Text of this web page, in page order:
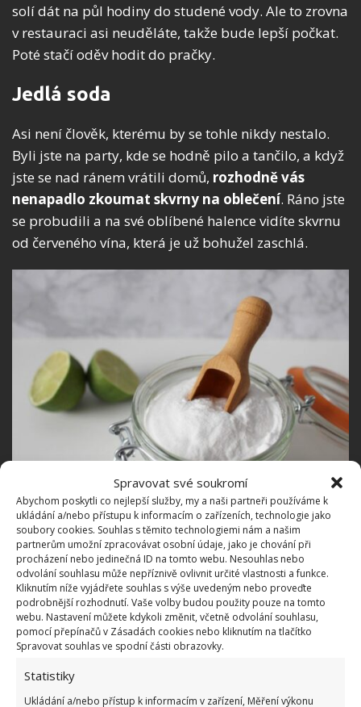
Spravovat své soukromí
Abychom poskytli co nejlepší služby, my a naši partneři používáme k
ukládání a/nebo přístupu k informacím o zařízeních, technologie jako
soubory cookies. Souhlas s těmito technologiemi nám a našim
partnerům umožní zpracovávat osobní údaje, jako je chování při
procházení nebo jedinečná ID na tomto webu. Nesouhlas nebo
odvolání souhlasu může nepříznivě ovlivnit určité vlastnosti a funkce.
Kliknutím níže vyjádřete souhlas s výše uvedeným nebo proveďte
podrobnější rozhodnutí. Vaše volby budou použity pouze na tomto
webu. Nastavení můžete kdykoli změnit, včetně odvolání souhlasu,
pomocí přepínačů v Zásadách cookies nebo kliknutím na tlačítko
Spravovat souhlas ve spodní části obrazovky.
Statistiky
Ukládání a/nebo přístup k informacím v zařízení, Měření výkonu
solí dát na půl hodiny do studené vody. Ale to zrovna
v restauraci asi neuděláte, takže bude lepší počkat.
Poté stačí oděv hodit do pračky.
Jedlá soda
Asi není člověk, kterému by se tohle nikdy nestalo.
Byli jste na party, kde se hodně pilo a tančilo, a když
jste se nad ránem vrátili domů, rozhodně vás
nenapadlo zkoumat skvrny na oblečení. Ráno jste
se probudili a na své oblíbené halence vidíte skvrnu
od červeného vína, která je už bohužel zaschlá.
Fotografie: Pixabay
K odstranění staré skvrny vám nejlépe poslouží
obyčejná jedlá soda. Do litru vody dejte tři nebo čtyři
polévkovélžíce sody a pořádně ji rozmíchejte. Do
roztoku poté namočte látku, na níž je skvrna, a
nechte chvíli působit. Poté kus oblečení opět dejte do
pračky a skvrna bude pryč.
Krém na holení